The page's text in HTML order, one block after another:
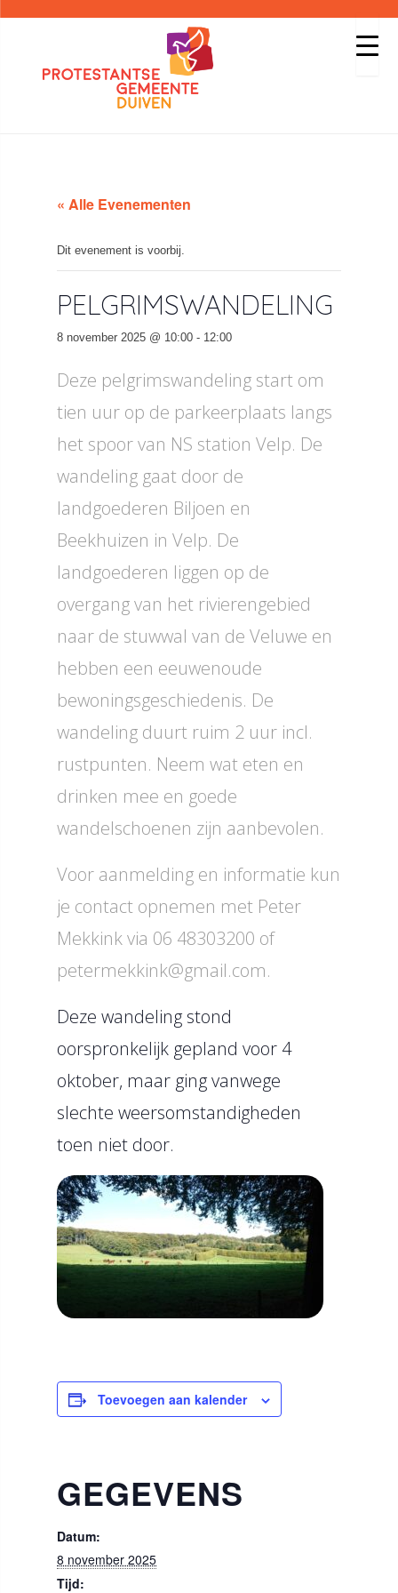
« Alle Evenementen
Dit evenement is voorbij.
PELGRIMSWANDELING
8 november 2025 @ 10:00 - 12:00
Deze pelgrimswandeling start om
tien uur op de parkeerplaats langs
het spoor van NS station Velp. De
wandeling gaat door de
landgoederen Biljoen en
Beekhuizen in Velp. De
landgoederen liggen op de
overgang van het rivierengebied
naar de stuwwal van de Veluwe en
hebben een eeuwenoude
bewoningsgeschiedenis. De
wandeling duurt ruim 2 uur incl.
rustpunten. Neem wat eten en
drinken mee en goede
wandelschoenen zijn aanbevolen.
Voor aanmelding en informatie kun
je contact opnemen met Peter
Mekkink via 06 48303200 of
petermekkink@gmail.com.
Deze wandeling stond
oorspronkelijk gepland voor 4
oktober, maar ging vanwege
slechte weersomstandigheden
toen niet door.
Toevoegen aan kalender
GEGEVENS
Datum:
8 november 2025
Tijd: